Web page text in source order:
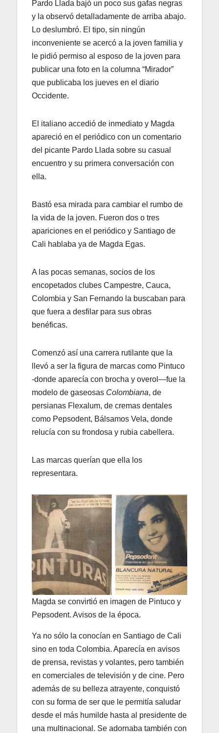
Pardo Llada bajó un poco sus gafas negras
y la observó detalladamente de arriba abajo.
Lo deslumbró. El tipo, sin ningún
inconveniente se acercó a la joven familia y
le pidió permiso al esposo de la joven para
publicar una foto en la columna “Mirador”
que publicaba los jueves en el diario
Occidente.
El italiano accedió de inmediato y Magda
apareció en el periódico con un comentario
del picante Pardo Llada sobre su casual
encuentro y su primera conversación con
ella.
Bastó esa mirada para cambiar el rumbo de
la vida de la joven. Fueron dos o tres
apariciones en el periódico y Santiago de
Cali hablaba ya de Magda Egas.
A las pocas semanas, socios de los
encopetados clubes Campestre, Cauca,
Colombia y San Fernando la buscaban para
que fuera a desfilar para sus obras
benéficas.
Comenzó así una carrera rutilante que la
llevó a ser la figura de marcas como Pintuco
-donde aparecía con brocha y overol—fue la
modelo de gaseosas Colombiana, de
persianas Flexalum, de cremas dentales
como Pepsodent, Bálsamos Vela, donde
relucía con su frondosa y rubia cabellera.
Las marcas querían que ella los
representara.
Magda se convirtió en imagen de Pintuco y
Pepsodent. Avisos de la época.
Ya no sólo la conocían en Santiago de Cali
sino en toda Colombia. Aparecía en avisos
de prensa, revistas y volantes, pero también
en comerciales de televisión y de cine. Pero
además de su belleza atrayente, conquistó
con su forma de ser que le permitía saludar
desde el más humilde hasta al presidente de
una multinacional. Se adornaba también con